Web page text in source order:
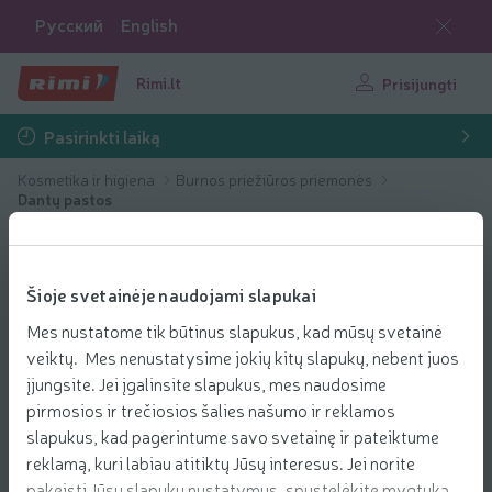
Šioje svetainėje naudojami slapukai
Mes nustatome tik būtinus slapukus, kad mūsų svetainė
veiktų. Mes nenustatysime jokių kitų slapukų, nebent juos
įjungsite. Jei įgalinsite slapukus, mes naudosime
pirmosios ir trečiosios šalies našumo ir reklamos
slapukus, kad pagerintume savo svetainę ir pateiktume
reklamą, kuri labiau atitiktų Jūsų interesus. Jei norite
Русский English
Rimi.lt Prisijungti
Pasirinkti laiką
Kosmetika ir higiena
Burnos priežiūros priemonės
Dantų pastos